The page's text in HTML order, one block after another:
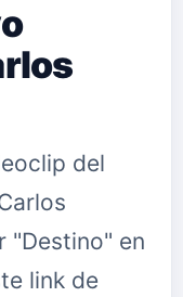
del
"Destino" en
link de